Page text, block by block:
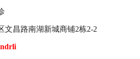
文昌路南湖新城商铺2栋2-2